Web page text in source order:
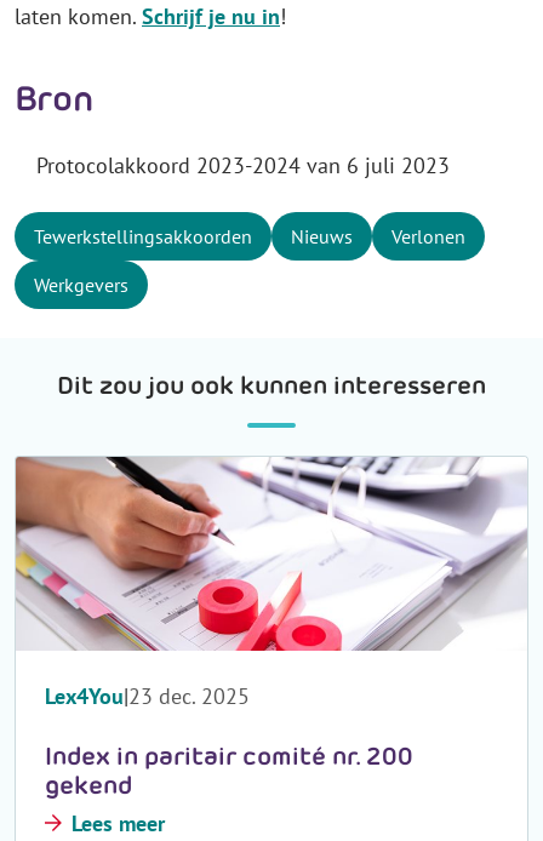
laten komen. Schrijf je nu in!
Bron
Protocolakkoord 2023-2024 van 6 juli 2023
Tewerkstellingsakkoorden Nieuws
Verlonen
Werkgevers
Dit zou jou ook kunnen interesseren
Lex4You 23 dec. 2025
Index in paritair comité nr. 200
gekend
Lees meer